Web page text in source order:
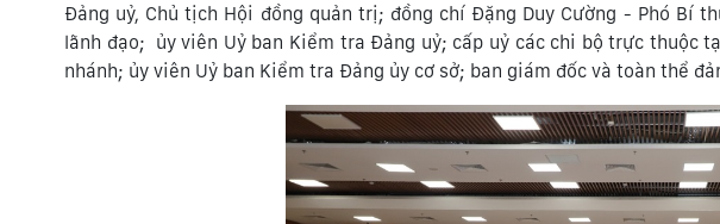
Đảng uỷ, Chủ tịch Hội đồng quản trị; đồng chí Đặng Duy Cường - Phó Bí
lãnh đạo; ủy viên Uỷ ban Kiểm tra Đảng uỷ; cấp uỷ các chi bộ trực thuộc
nhánh; ủy viên Uỷ ban Kiểm tra Đảng ủy cơ sở; ban giám đốc và toàn thể